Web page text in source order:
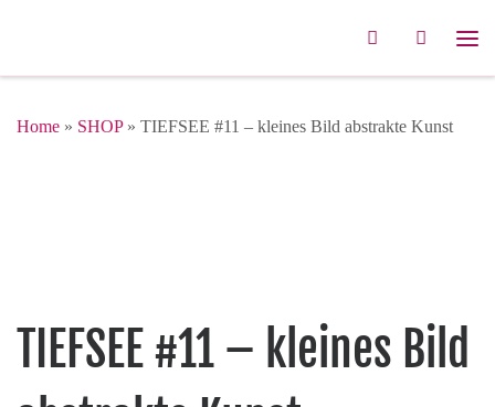
Search
Home » SHOP» TIEFSEE #11 – kleines Bild abstrakte Kunst
TIEFSEE #11 – kleines Bild